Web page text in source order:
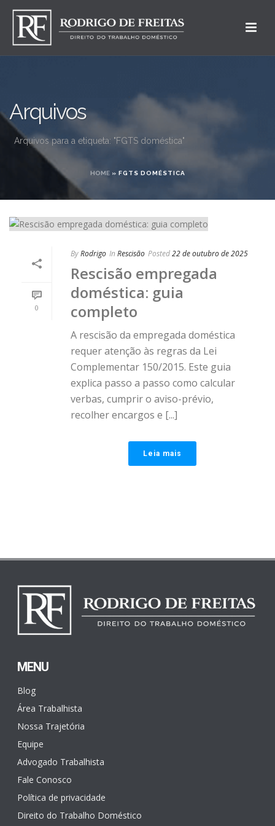
Arquivos
Arquivos para a etiqueta: "FGTS doméstica"
HOME» FGTS DOMÉSTICA
0
ByRodrigo In Rescisão Posted22 de outubro de 2025
Rescisão empregada
doméstica: guia
completo
A rescisão da empregada doméstica
requer atenção às regras da Lei
Complementar 150/2015. Este guia
explica passo a passo como calcular
verbas, cumprir o aviso-prévio,
recolher encargos e [...]
Leia mais
MENU
Blog
Área Trabalhista
Nossa Trajetória
Equipe
Advogado Trabalhista
Fale Conosco
Política de privacidade
Direito do Trabalho Doméstico